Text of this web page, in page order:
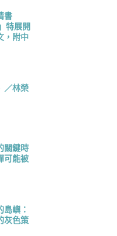
書
特展開
，附中
／林榮
關鍵時
可能被
島嶼：
灰色策